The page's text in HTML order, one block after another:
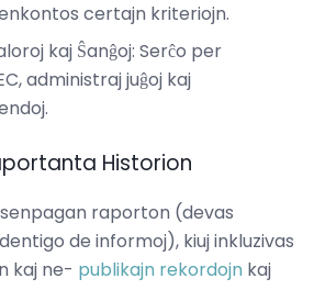
certajn kriteriojn.
kaj Ŝanĝoj: Serĉo per
administraj juĝoj kaj
Historion
senpagan raporton (devas
de informoj), kiuj inkluzivas
kaj ne- publikajn rekordojn kaj